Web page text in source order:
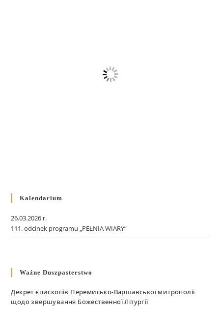
Kalendarium
26.03.2026 r.
111. odcinek programu „PEŁNIA WIARY”
Ważne Duszpasterstwo
Декрет єпископів Перемисько-Варшавської митрополії
щодо звершування Божественної Літургії